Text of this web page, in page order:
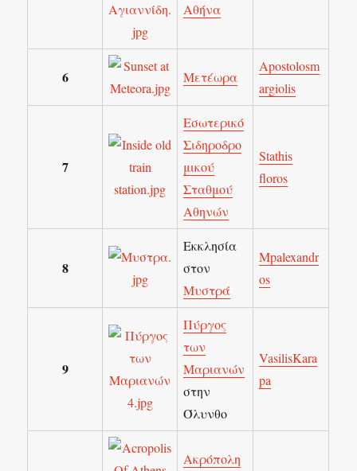
Αθήνα
6 Μετέωρα
Apostolosm
argiolis
7
Εσωτερικό
Σιδηροδρο
μικού
Σταθμού
Αθηνών
Stathis
floros
8
Εκκλησία
στον
Μυστρά
Mpalexandr
os
9
Πύργος
των
Μαριανών
στην
Όλυνθο
VasilisKara
pa
Ακρόπολη